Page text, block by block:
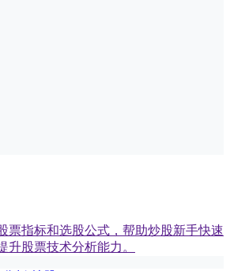
票指标和选股公式，帮助炒股新手快速
升股票技术分析能力。